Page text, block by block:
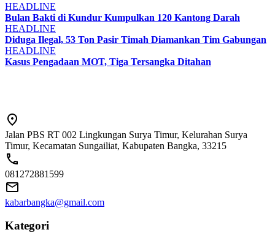
HEADLINE
Bulan Bakti di Kundur Kumpulkan 120 Kantong Darah
HEADLINE
Diduga Ilegal, 53 Ton Pasir Timah Diamankan Tim Gabungan
HEADLINE
Kasus Pengadaan MOT, Tiga Tersangka Ditahan
Jalan PBS RT 002 Lingkungan Surya Timur, Kelurahan Surya
Timur, Kecamatan Sungailiat, Kabupaten Bangka, 33215
081272881599
kabarbangka@gmail.com
Kategori